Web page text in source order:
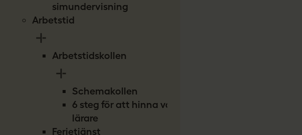
simundervisning
Arbetstid
Arbetstidskollen
Schemakollen
6 steg för att hinna vara
lärare
Ferietjänst